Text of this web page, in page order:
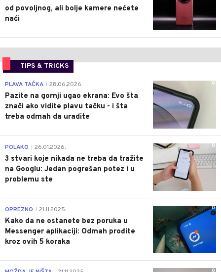
od povoljnog, ali bolje kamere nećete
naći
TIPS & TRICKS
0
PLAVA TAČKA 28.06.2026.
Pazite na gornji ugao ekrana: Evo šta
znači ako vidite plavu tačku - i šta
treba odmah da uradite
0
POLAKO 26.01.2026.
3 stvari koje nikada ne treba da tražite
na Googlu: Jedan pogrešan potez i u
problemu ste
0
OPREZNO 21.11.2025.
Kako da ne ostanete bez poruka u
Messenger aplikaciji: Odmah prođite
kroz ovih 5 koraka
0